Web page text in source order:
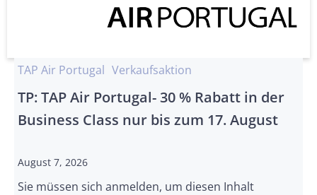
TAP Air Portugal Verkaufsaktion
TP: TAP Air Portugal- 30 % Rabatt in der
Business Class nur bis zum 17. August
August 7, 2026
Sie müssen sich anmelden, um diesen Inhalt